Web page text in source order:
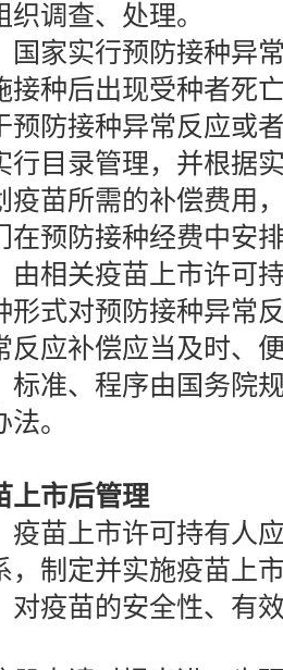
调查、处理。
实行预防接种异常
接种后出现受种者死
预防接种异常反应或
行目录管理，并根据
苗所需的补偿费用，
在预防接种经费中安
由相关疫苗上市许可
形式对预防接种异常
应补偿应当及时、便
标准、程序由国务院
。
市后管理
上市许可持有人应
，制定并实施疫苗上
对疫苗的安全性、有